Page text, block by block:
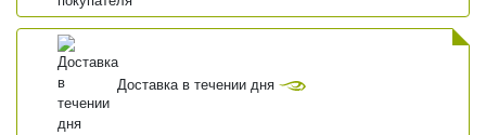
Доставка в течении дня